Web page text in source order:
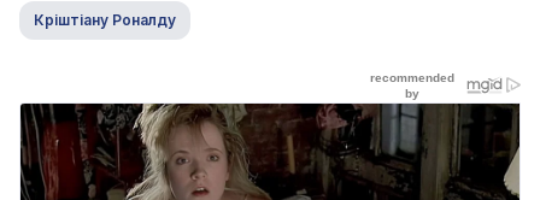
Кріштіану Роналду